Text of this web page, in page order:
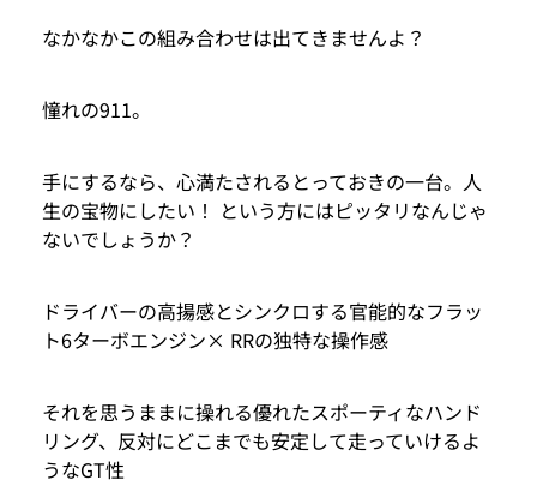
なかなかこの組み合わせは出てきませんよ？
憧れの911。
手にするなら、心満たされるとっておきの一台。人
生の宝物にしたい！ という方にはピッタリなんじゃ
ないでしょうか？
ドライバーの高揚感とシンクロする官能的なフラッ
ト6ターボエンジン× RRの独特な操作感
それを思うままに操れる優れたスポーティなハンド
リング、反対にどこまでも安定して走っていけるよ
うなGT性